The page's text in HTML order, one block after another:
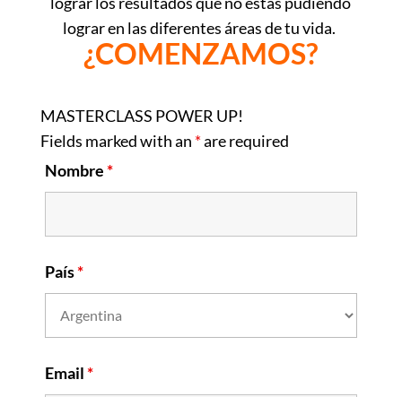
lograr en las diferentes áreas de tu vida.
¿COMENZAMOS?
MASTERCLASS POWER UP!
Fields marked with an *are required
Nombre*
País*
Email*